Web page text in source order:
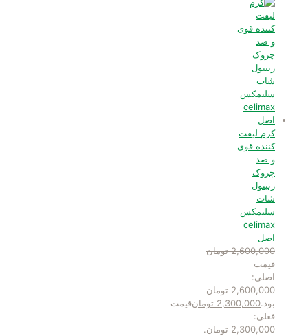
کرم لیفت
کننده قوی
و ضد
چروک
رتینول
شات
سلیمکس
celimax
اصل
2,600,000 تومان
قیمت
اصلی:
2,600,000 تومان
بود.2,300,000 تومانقیمت
فعلی:
2,300,000 تومان.